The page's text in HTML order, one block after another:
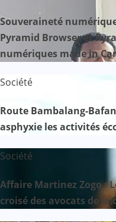
Souveraineté
Pyramid Browser et
numériques made in
Société
Route Bambalang-
asphyxie les activités
Société
Affaire Martinez Zogo :
croisé des avocats de la